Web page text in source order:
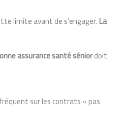
limite avant de s’engager.La
assurance santé séniordoit
sur les contrats « pas